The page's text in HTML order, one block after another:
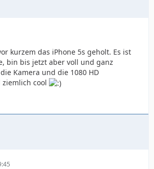
kurzem das iPhone 5s geholt. Es ist
bin bis jetzt aber voll und ganz
Kamera und die 1080 HD
cool